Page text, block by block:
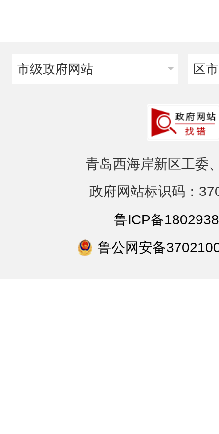
市级政府网站 区
青岛西海岸新区工委
政府网站标识码：
鲁ICP备
鲁公网安备